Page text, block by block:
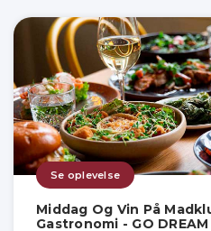
Se oplevelse
Middag Og Vin På
Gastronomi - GO DREAM